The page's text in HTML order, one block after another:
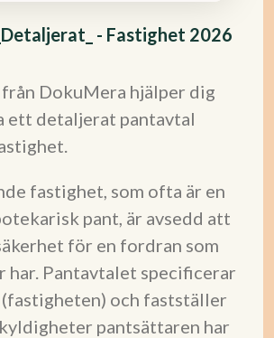
- Fastighet 2026
från DokuMera hjälper dig
ett detaljerat pantavtal
fastighet, som ofta är en
pant, är avsedd att
för en fordran som
har. Pantavtalet specificerar
och fastställer
pantsättaren har